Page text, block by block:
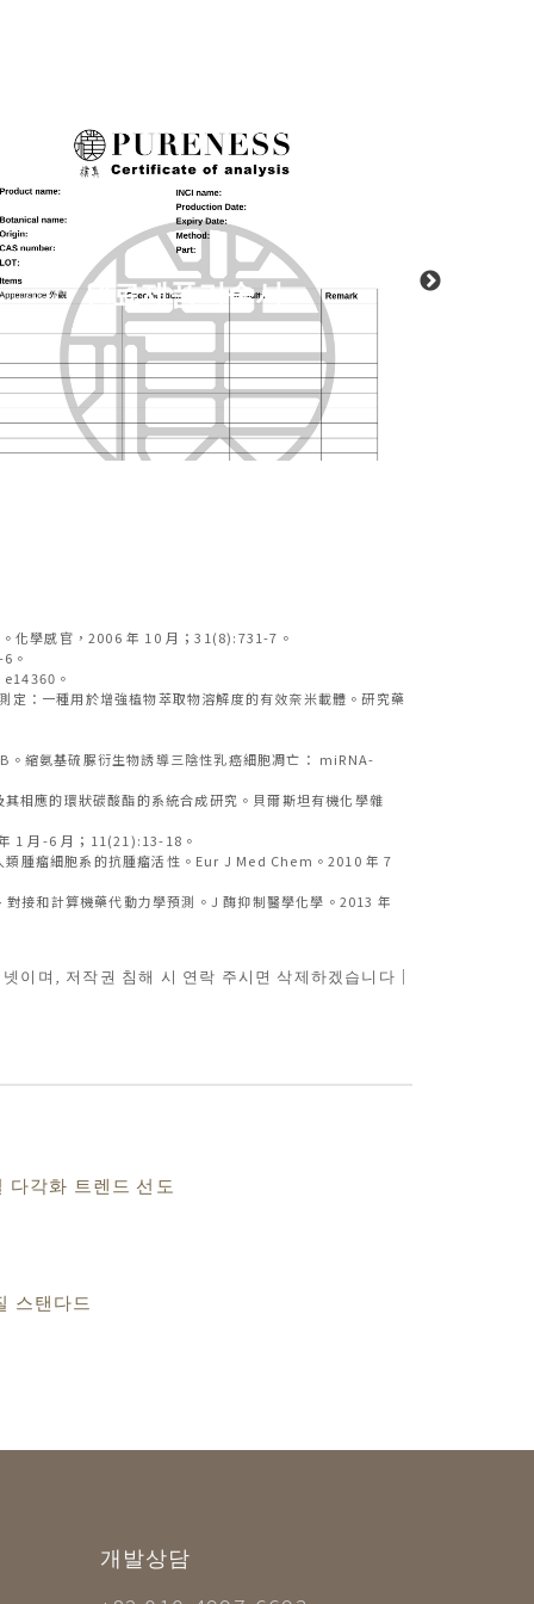
원료제품기술서
學感官，2006 年 10 月；31(8):731-7。
。
。
一種用於增強植物萃取物溶解度的有效奈米載體。研究藥
氨基硫脲衍生物誘導三陰性乳癌細胞凋亡： miRNA-
的環狀碳酸酯的系統合成研究。貝爾斯坦有機化學雜
1 月-6 月；11(21):13-18。
瘤細胞系的抗腫瘤活性。Eur J Med Chem。2010 年 7
和計算機藥代動力學預測。J 酶抑制醫學化學。2013 年
이며, 저작권 침해 시 연락 주시면 삭제하겠습니다｜
각화 트렌드 선도
스탠다드
개발상담